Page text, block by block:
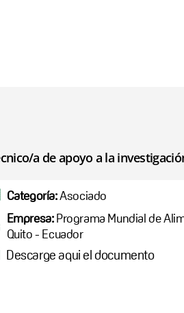
a de apoyo a la
Categoría:Asociado
Empresa:Programa Mundial de
Quito - Ecuador
Descarge aqui el documento